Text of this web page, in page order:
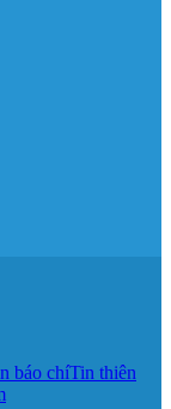
báo chíTin thiên